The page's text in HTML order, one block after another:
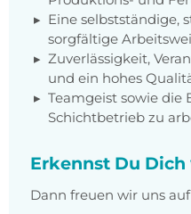
Eine selbstständige,
sorgfältige
Zuverlässigkeit,
und ein hohes
Teamgeist sowie die
Schichtbetrieb zu
Erkennst Du
Dann freuen wir uns